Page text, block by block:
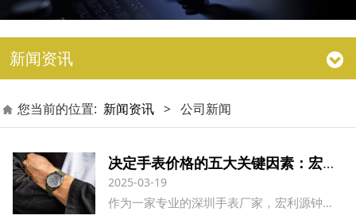
新闻资讯
您当前的位置: 新闻资讯 > 公司新闻
决定手表价格的五大关键因素：宏利源钟表为您揭秘
2025-03-19
作为一家专业的深圳手表厂家，宏利源钟表深知客户在选购手表时最关心的问题之一就是价格。为什么有些手表售价高达数十万元，而有些只需几百元？今天，我们将从专业制表厂家的角度，为您详细解析决定手表价格的五大关键因素。